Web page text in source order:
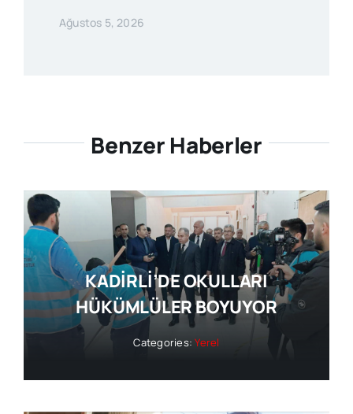
Ağustos 5, 2026
Benzer Haberler
KADİRLİ’DE OKULLARI
HÜKÜMLÜLER BOYUYOR
Categories:Yerel